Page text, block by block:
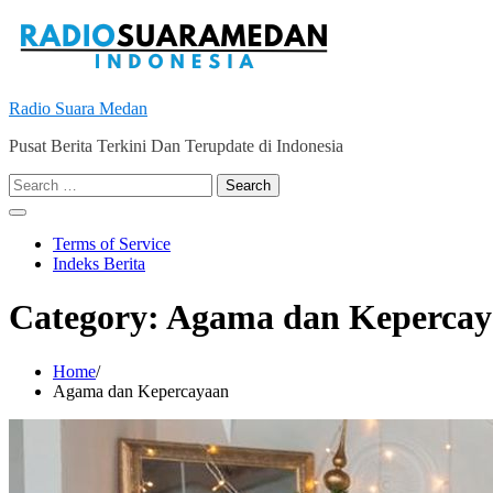
content
Radio Suara Medan
Pusat Berita Terkini Dan Terupdate di Indonesia
Search
for:
Terms of Service
Indeks Berita
Category: Agama dan
Home
Agama dan Kepercayaan